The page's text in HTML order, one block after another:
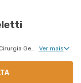
Proctologia Clinica, Gastroenterologia Clinica, Cirurgia Geral, Cirurgia Bariátrica, Cirurgia do Aparelho Digestivo Ver mais